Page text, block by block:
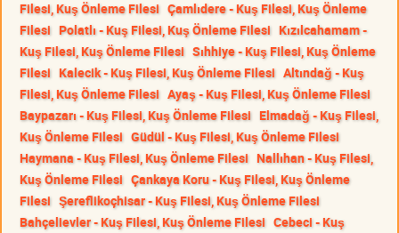
Filesi, Kuş Önleme Filesi Çamlıdere - Kuş Filesi, Kuş Önleme
Filesi Polatlı - Kuş Filesi, Kuş Önleme Filesi Kızılcahamam -
Kuş Filesi, Kuş Önleme Filesi Sıhhiye - Kuş Filesi, Kuş Önleme
Filesi Kalecik - Kuş Filesi, Kuş Önleme Filesi Altındağ - Kuş
Filesi, Kuş Önleme Filesi Ayaş - Kuş Filesi, Kuş Önleme Filesi
Baypazarı - Kuş Filesi, Kuş Önleme Filesi Elmadağ - Kuş Filesi,
Kuş Önleme Filesi Güdül - Kuş Filesi, Kuş Önleme Filesi
Haymana - Kuş Filesi, Kuş Önleme Filesi Nallıhan - Kuş Filesi,
Kuş Önleme Filesi Çankaya Koru - Kuş Filesi, Kuş Önleme
Filesi Şereflikoçhisar - Kuş Filesi, Kuş Önleme Filesi
Bahçelievler - Kuş Filesi, Kuş Önleme Filesi Cebeci - Kuş